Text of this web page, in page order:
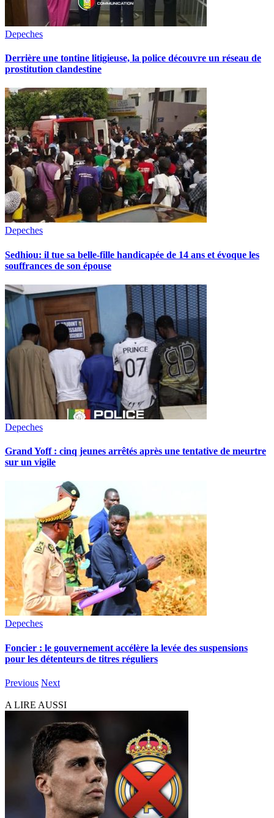
Depeches
Derrière une tontine litigieuse, la police découvre un réseau de
prostitution clandestine
Depeches
Sedhiou: il tue sa belle-fille handicapée de 14 ans et évoque les
souffrances de son épouse
Depeches
Grand Yoff : cinq jeunes arrêtés après une tentative de meurtre
sur un vigile
Depeches
Foncier : le gouvernement accélère la levée des suspensions
pour les détenteurs de titres réguliers
Previous Next
A LIRE AUSSI